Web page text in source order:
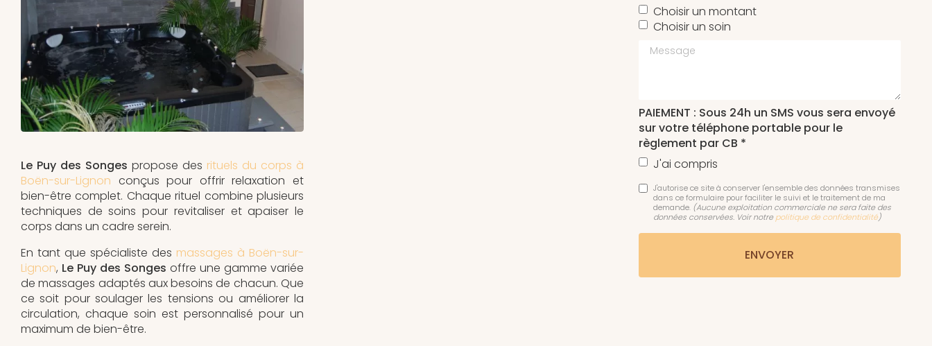
Le Puy des Songes propose des rituels du corps à
Boën-sur-Lignon conçus pour offrir relaxation et
bien-être complet. Chaque rituel combine plusieurs
techniques de soins pour revitaliser et apaiser le
corps dans un cadre serein.
En tant que spécialiste des massages à Boën-sur-
Lignon, Le Puy des Songes offre une gamme variée
de massages adaptés aux besoins de chacun. Que
ce soit pour soulager les tensions ou améliorer la
circulation, chaque soin est personnalisé pour un
maximum de bien-être.
Choisir un montant
Choisir un soin
Message
PAIEMENT : Sous 24h un SMS vous sera envoyé
sur votre téléphone portable pour le
règlement par CB *
J'ai compris
J'autorise ce site à conserver l'ensemble des données transmises
dans ce formulaire pour faciliter le suivi et le traitement de ma
demande. (Aucune exploitation commerciale ne sera faite des
données conservées. Voir notre politique de confidentialité)